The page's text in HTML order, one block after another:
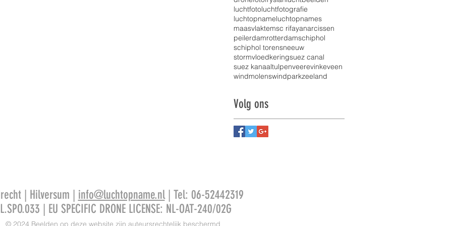
luchtfotoluchtfotografie
luchtopnameluchtopnames
maasvlaktemsc rifayanarcissen
peilerdamrotterdamschiphol
schiphol torensneeuw
stormvloedkeringsuez canal
suez kanaaltulpenveerevinkeveen
windmolenswindparkzeeland
Volg ons
| Hilversum | info@luchtopname.nl| Tel: 06-52442319
| EU SPECIFIC DRONE LICENSE: NL-OAT-240/02G
© 2024 Beelden op deze website zijn auteursrechtelijk beschermd